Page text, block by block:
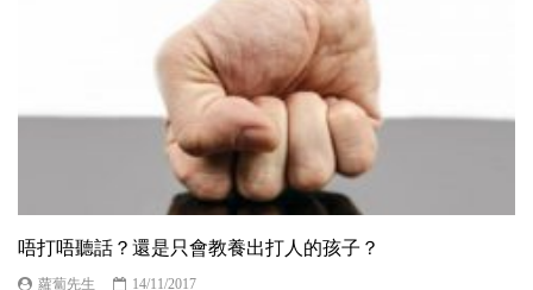
唔打唔聽話？還是只會教養出打人的孩子？
蘿蔔先生
14/11/2017